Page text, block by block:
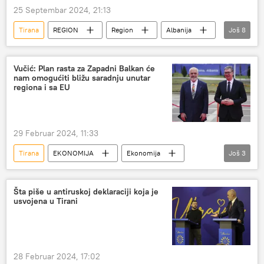
25 Septembar 2024, 21:13
Tirana REGION Region
Albanija
Albanci
islam
muslimani
Vatikan
Edi Rama
sekta
Muhamed Jusufspahić
vernici
Još 8
Vučić: Plan rasta za Zapadni Balkan će
nam omogućiti bližu saradnju unutar
regiona i sa EU
29 Februar 2024, 11:33
Tirana EKONOMIJA
Ekonomija
Region – ekonomija
Zapadni Balkan
Aleksandar Vučić
Još 3
Šta piše u antiruskoj deklaraciji koja je
usvojena u Tirani
28 Februar 2024, 17:02